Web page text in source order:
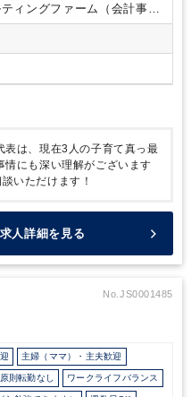
ィングファーム（会計事務
表は、現在3人の子育て真っ最
情にも深い理解がございます
いただけます！
求人詳細を見る
No.JS0001485
主婦（ママ）・主夫歓迎
原則転勤なし ワークライフバランス